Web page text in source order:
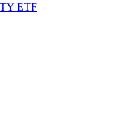
ETF